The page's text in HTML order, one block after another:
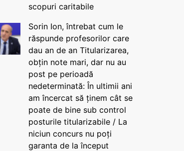
scopuri caritabile
Sorin Ion, întrebat cum le
răspunde profesorilor care
dau an de an Titularizarea,
obțin note mari, dar nu au
post pe perioadă
nedeterminată: În ultimii ani
am încercat să ținem cât se
poate de bine sub control
posturile titularizabile / La
niciun concurs nu poți
garanta de la început